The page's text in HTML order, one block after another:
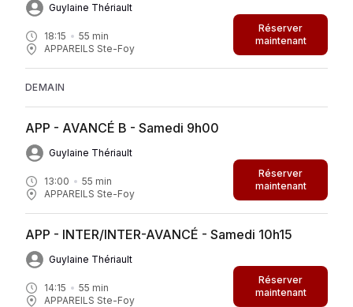
18:15 55 min
APPAREILS Ste-Foy
Guylaine Thériault
Réserver
maintenant
DEMAIN
13:00 55 min
APPAREILS Ste-Foy
APP - AVANCÉ B - Samedi 9h00
Guylaine Thériault
Réserver
maintenant
14:15 55 min
APPAREILS Ste-Foy
APP - INTER/INTER-AVANCÉ - Samedi 10h15
Guylaine Thériault
Réserver
maintenant